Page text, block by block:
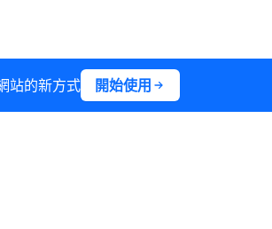
站的新方式 開始使用